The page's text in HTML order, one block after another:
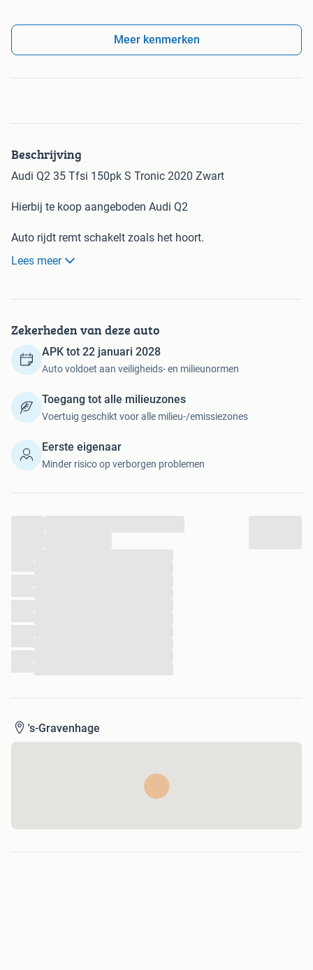
Meer kenmerken
Beschrijving
Audi Q2 35 Tfsi 150pk S Tronic 2020 Zwart
Hierbij te koop aangeboden Audi Q2
Auto rijdt remt schakelt zoals het hoort.
Word dagelijks nog mee gereden voor woon werk verkeer.
Voor verdere vragen of bezichtiging neem gerust contact
op liefst even appen ivm werk maar bellen mag natuurlijk
ook.
Lees meer
Zekerheden van deze auto
APK tot 22 januari 2028
Auto voldoet aan veiligheids- en milieunormen
Toegang tot alle milieuzones
Voertuig geschikt voor alle milieu-/emissiezones
Eerste eigenaar
Minder risico op verborgen problemen
's-Gravenhage